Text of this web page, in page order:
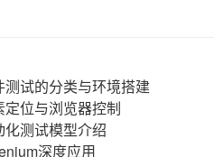
测试的分类与环境搭建
定位与浏览器控制
化测试模型介绍
深度应用